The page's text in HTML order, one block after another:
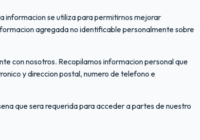
informacion se utiliza para permitirnos mejorar
agregada no identificable personalmente sobre
con nosotros. Recopilamos informacion personal que
y direccion postal, numero de telefono e
que sera requerida para acceder a partes de nuestro